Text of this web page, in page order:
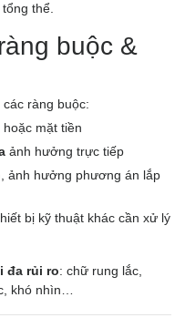
thể.
buộc &
ràng buộc:
mặt tiền
ảnh hưởng trực tiếp
, ảnh hưởng phương án lắp
bị kỹ thuật khác cần xử lý
đa rủi ro: chữ rung lắc,
khó nhìn…